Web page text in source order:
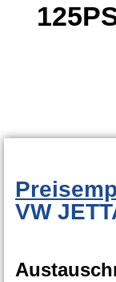
VW